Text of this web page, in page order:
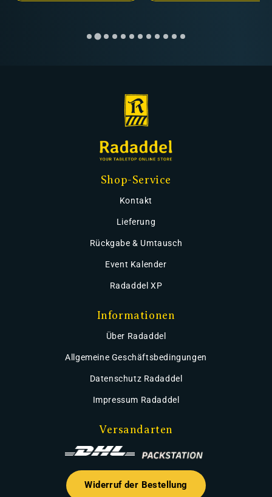
Shop-Service
Kontakt
Lieferung
Rückgabe & Umtausch
Event Kalender
Radaddel XP
Informationen
Über Radaddel
Allgemeine Geschäftsbedingungen
Datenschutz Radaddel
Impressum Radaddel
Versandarten
Widerruf der Bestellung